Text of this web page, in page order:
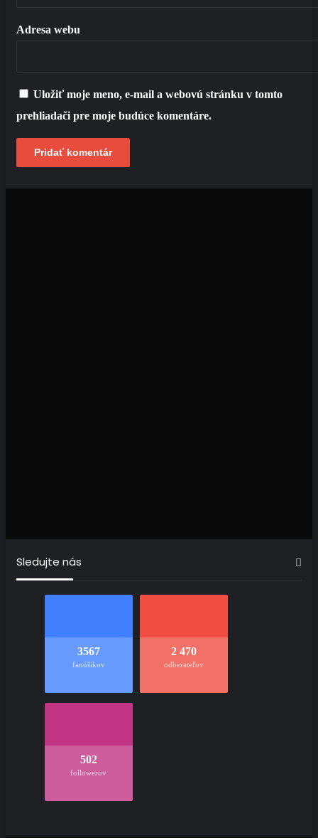
Adresa webu
Uložiť moje meno, e-mail a webovú stránku v tomto
prehliadači pre moje budúce komentáre.
Sledujte nás
3567
fanúšikov
2 470
odberateľov
502
followerov